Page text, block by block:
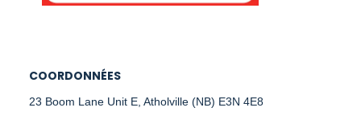
COORDONNÉES
23 Boom Lane Unit E, Atholville (NB) E3N 4E8